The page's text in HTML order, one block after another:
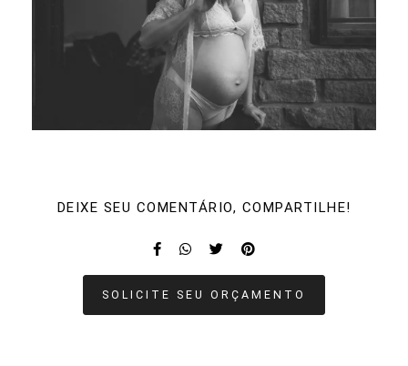
DEIXE SEU COMENTÁRIO, COMPARTILHE!
SOLICITE SEU ORÇAMENTO